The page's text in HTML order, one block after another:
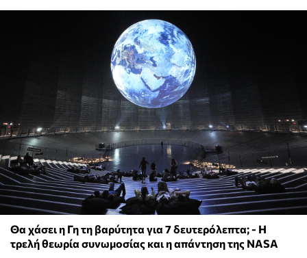
Θα χάσει η Γη τη βαρύτητα για 7 δευτερόλεπτα; - Η
τρελή θεωρία συνωμοσίας και η απάντηση της NASA